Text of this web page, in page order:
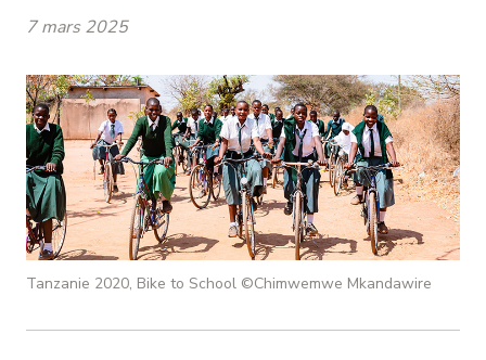
7 mars 2025
Tanzanie 2020, Bike to School ©Chimwemwe Mkandawire